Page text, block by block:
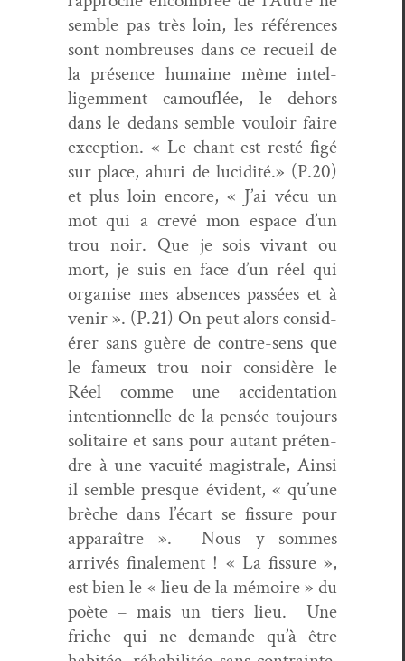
sem­ble pas très loin, les références
sont nom­breuses dans ce recueil de
la présence humaine même intel­
ligem­ment cam­ou­flée, le dehors
dans le dedans sem­ble vouloir faire
excep­tion. « Le chant est resté figé
sur place, ahuri de lucid­ité.» (P.20)
et plus loin encore, « J’ai vécu un
mot qui a crevé mon espace d’un
trou noir. Que je sois vivant ou
mort, je suis en face d’un réel qui
organ­ise mes absences passées et à
venir ». (P.21) On peut alors con­sid­
ér­er sans guère de con­tre-sens que
le fameux trou noir con­sid­ère le
Réel comme une acci­den­ta­tion
inten­tion­nelle de la pen­sée tou­jours
soli­taire et sans pour autant pré­ten­
dre à une vacuité magis­trale, Ain­si
il sem­ble presque évi­dent, « qu’une
brèche dans l’écart se fis­sure pour
appa­raître ».
Nous y sommes
arrivés finale­ment ! « La fis­sure »,
est bien le « lieu de la mémoire » du
poète – mais un tiers lieu.
Une
friche qui ne demande qu’à être